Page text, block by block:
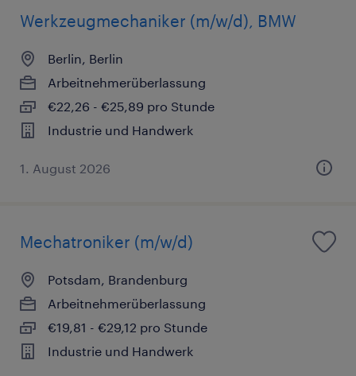
Werkzeugmechaniker (m/w/d), BMW
Berlin, Berlin
Arbeitnehmerüberlassung
€22,26 - €25,89 pro Stunde
Industrie und Handwerk
1. August 2026
Mechatroniker (m/w/d)
Potsdam, Brandenburg
Arbeitnehmerüberlassung
€19,81 - €29,12 pro Stunde
Industrie und Handwerk